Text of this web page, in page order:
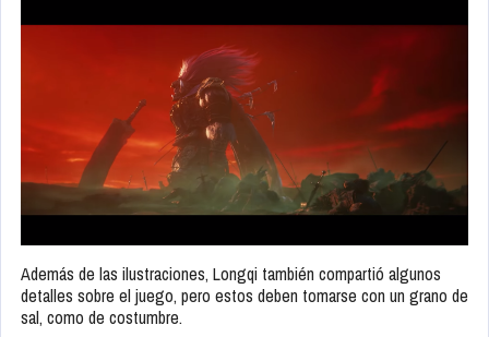
Además de las ilustraciones, Longqi también compartió algunos
detalles sobre el juego, pero estos deben tomarse con un grano de
sal, como de costumbre.